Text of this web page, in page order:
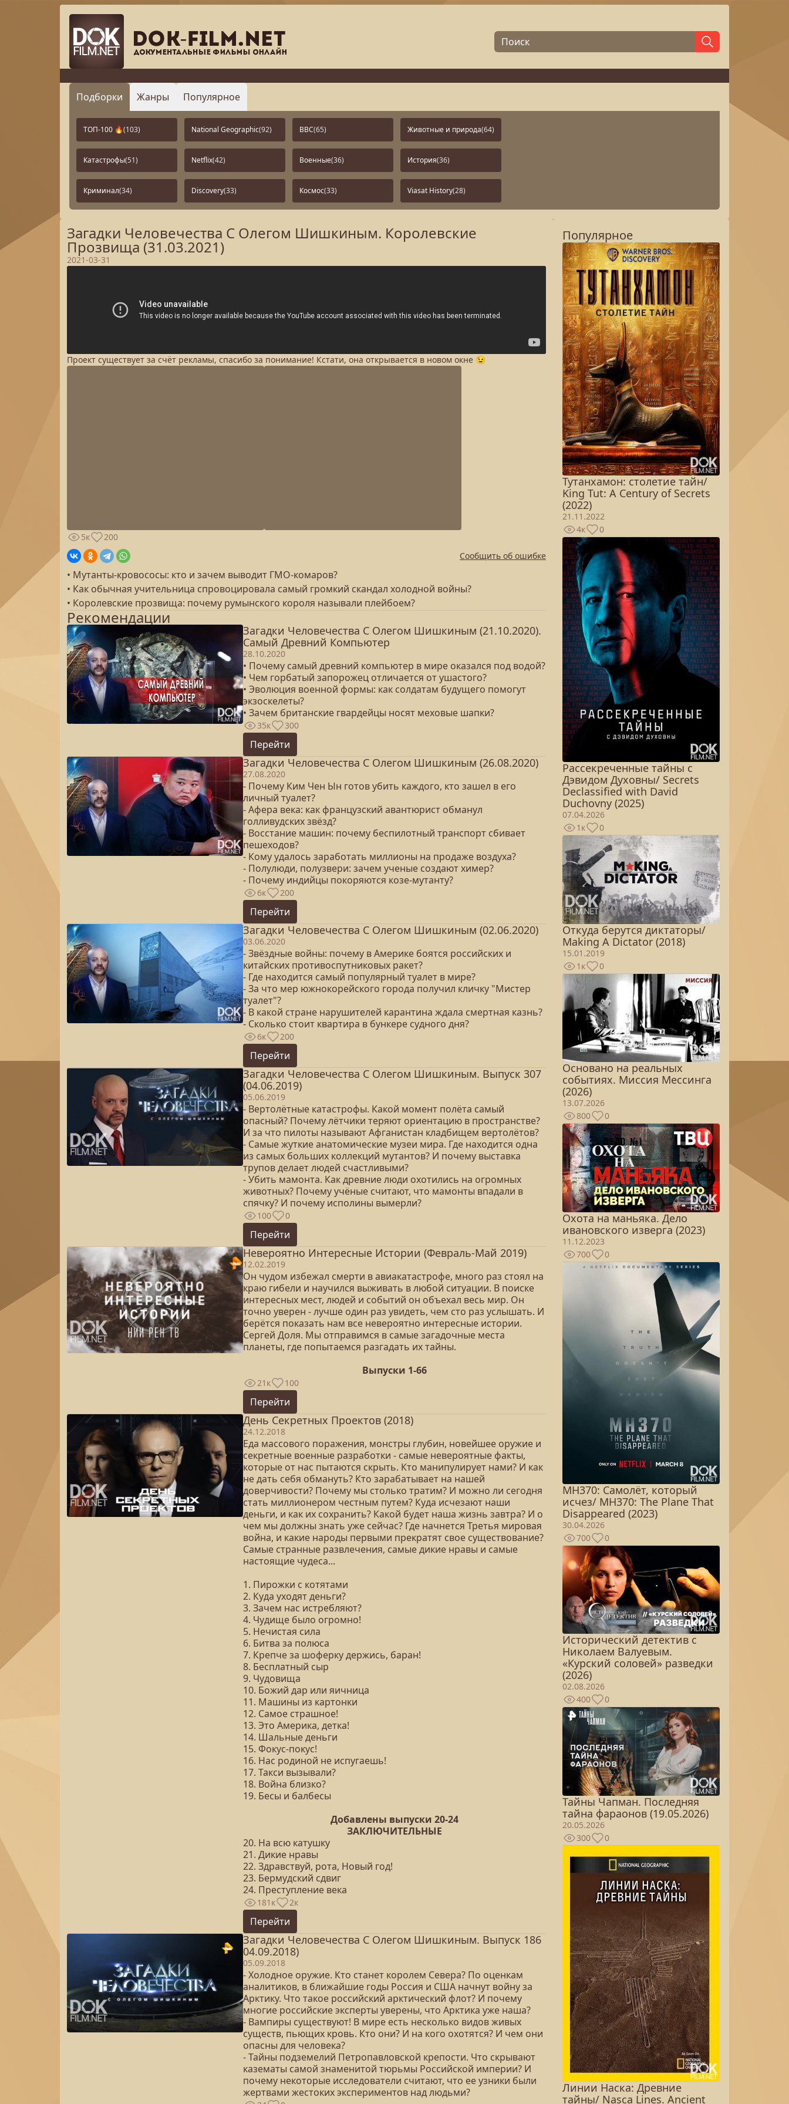
Подборки Жанры Популярное
ТОП-100 🔥(103) National Geographic(92) BBC(65) Животные и природа(64)
Катастрофы(51) Netflix(42) Военные(36) История(36)
Криминал(34) Discovery(33) Космос(33) Viasat History(28)
Загадки Человечества С Олегом Шишкиным. Королевские
Прозвища (31.03.2021)
2021-03-31
Проект существует за счёт рекламы, спасибо за понимание! Кстати, она открывается в новом окне 😉
5к
200
Сообщить об ошибке
• Мутанты-кровососы: кто и зачем выводит ГМО-комаров?
• Как обычная учительница спровоцировала самый громкий скандал холодной войны?
• Королевские прозвища: почему румынского короля называли плейбоем?
Рекомендации
Загадки Человечества С Олегом Шишкиным (21.10.2020).
Самый Древний Компьютер
28.10.2020
• Почему самый древний компьютер в мире оказался под водой?
• Чем горбатый запорожец отличается от ушастого?
• Эволюция военной формы: как солдатам будущего помогут
экзоскелеты?
• Зачем британские гвардейцы носят меховые шапки?
35к 300
Перейти
Загадки Человечества С Олегом Шишкиным (26.08.2020)
27.08.2020
- Почему Ким Чен Ын готов убить каждого, кто зашел в его
личный туалет?
- Афера века: как французский авантюрист обманул
голливудских звёзд?
- Восстание машин: почему беспилотный транспорт сбивает
пешеходов?
- Кому удалось заработать миллионы на продаже воздуха?
- Полулюди, полузвери: зачем ученые создают химер?
- Почему индийцы покоряются козе-мутанту?
6к 200
Перейти
Загадки Человечества С Олегом Шишкиным (02.06.2020)
03.06.2020
- Звёздные войны: почему в Америке боятся российских и
китайских противоспутниковых ракет?
- Где находится самый популярный туалет в мире?
- За что мер южнокорейского города получил кличку "Мистер
туалет"?
- В какой стране нарушителей карантина ждала смертная казнь?
- Сколько стоит квартира в бункере судного дня?
6к 200
Перейти
Загадки Человечества С Олегом Шишкиным. Выпуск 307
(04.06.2019)
05.06.2019
- Вертолётные катастрофы. Какой момент полёта самый
опасный? Почему лётчики теряют ориентацию в пространстве?
И за что пилоты называют Афганистан кладбищем вертолётов?
- Самые жуткие анатомические музеи мира. Где находится одна
из самых больших коллекций мутантов? И почему выставка
трупов делает людей счастливыми?
- Убить мамонта. Как древние люди охотились на огромных
животных? Почему учёные считают, что мамонты впадали в
спячку? И почему исполины вымерли?
100 0
Перейти
Невероятно Интересные Истории (Февраль-Май 2019)
12.02.2019
Он чудом избежал смерти в авиакатастрофе, много раз стоял на
краю гибели и научился выживать в любой ситуации. В поиске
интересных мест, людей и событий он объехал весь мир. Он
точно уверен - лучше один раз увидеть, чем сто раз услышать. И
берётся показать нам все невероятно интересные истории.
Сергей Доля. Мы отправимся в самые загадочные места
планеты, где попытаемся разгадать их тайны.
Выпуски 1-66
21к 100
Перейти
День Секретных Проектов (2018)
24.12.2018
Еда массового поражения, монстры глубин, новейшее оружие и
секретные военные разработки - самые невероятные факты,
которые от нас пытаются скрыть. Кто манипулирует нами? И как
не дать себя обмануть? Кто зарабатывает на нашей
доверчивости? Почему мы столько тратим? И можно ли сегодня
стать миллионером честным путем? Куда исчезают наши
деньги, и как их сохранить? Какой будет наша жизнь завтра? И о
чем мы должны знать уже сейчас? Где начнется Третья мировая
война, и какие народы первыми прекратят свое существование?
Самые странные развлечения, самые дикие нравы и самые
настоящие чудеса...
1. Пирожки с котятами
2. Куда уходят деньги?
3. Зачем нас истребляют?
4. Чудище было огромно!
5. Нечистая сила
6. Битва за полюса
7. Крепче за шоферку держись, баран!
8. Бесплатный сыр
9. Чудовища
10. Божий дар или яичница
11. Машины из картонки
12. Самое страшное!
13. Это Америка, детка!
14. Шальные деньги
15. Фокус-покус!
16. Нас родиной не испугаешь!
17. Такси вызывали?
18. Война близко?
19. Бесы и балбесы
Добавлены выпуски 20-24
ЗАКЛЮЧИТЕЛЬНЫЕ
20. На всю катушку
21. Дикие нравы
22. Здравствуй, рота, Новый год!
23. Бермудский сдвиг
24. Преступление века
181к 2к
Перейти
Загадки Человечества С Олегом Шишкиным. Выпуск 186
04.09.2018)
05.09.2018
- Холодное оружие. Кто станет королем Севера? По оценкам
аналитиков, в ближайшие годы Россия и США начнут войну за
Арктику. Что такое российский арктический флот? И почему
многие российские эксперты уверены, что Арктика уже наша?
- Вампиры существуют! В мире есть несколько видов живых
существ, пьющих кровь. Кто они? И на кого охотятся? И чем они
опасны для человека?
- Тайны подземелий Петропавловской крепости. Что скрывают
казематы самой знаменитой тюрьмы Российской империи? И
почему некоторые исследователи считают, что ее узники были
жертвами жестоких экспериментов над людьми?
Популярное
Тутанхамон: столетие тайн/
King Tut: A Century of Secrets
(2022)
21.11.2022
4к
0
Рассекреченные тайны с
Дэвидом Духовны/ Secrets
Declassified with David
Duchovny (2025)
07.04.2026
1к
0
Откуда берутся диктаторы/
Making A Dictator (2018)
15.01.2019
1к
0
Основано на реальных
событиях. Миссия Мессинга
(2026)
13.07.2026
800
0
Охота на маньяка. Дело
ивановского изверга (2023)
11.12.2023
700
0
MH370: Самолёт, который
исчез/ MH370: The Plane That
Disappeared (2023)
30.04.2026
700
0
Исторический детектив с
Николаем Валуевым.
«Курский соловей» разведки
(2026)
02.08.2026
400
0
Тайны Чапман. Последняя
тайна фараонов (19.05.2026)
20.05.2026
300
0
Линии Наска: Древние
тайны/ Nasca Lines. Ancient